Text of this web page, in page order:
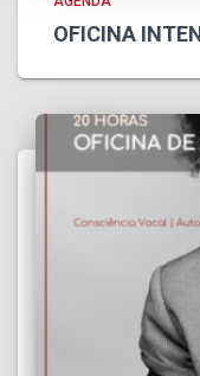
OFICINA